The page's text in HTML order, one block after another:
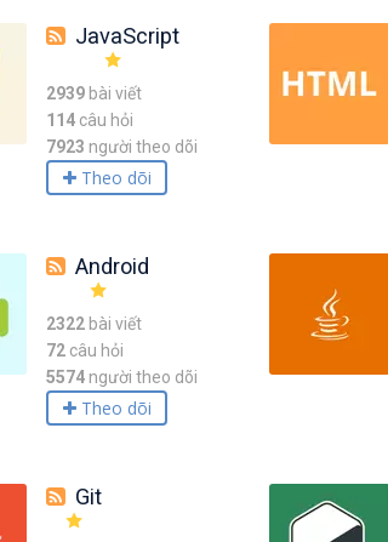
JavaScript
2939 bài viết
114 câu hỏi
7923 người theo dõi
Theo dõi
Android
2322 bài viết
72 câu hỏi
5574 người theo dõi
Theo dõi
Git